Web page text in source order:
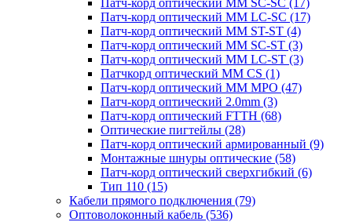
Патч-корд оптический MM SC-SC (17)
Патч-корд оптический MM LC-SC (17)
Патч-корд оптический MM ST-ST (4)
Патч-корд оптический MM SC-ST (3)
Патч-корд оптический MM LC-ST (3)
Патчкорд оптический MM CS (1)
Патч-корд оптический MM MPO (47)
Патч-корд оптический 2.0mm (3)
Патч-корд оптический FTTH (68)
Оптические пигтейлы (28)
Патч-корд оптический армированный (9)
Монтажные шнуры оптические (58)
Патч-корд оптический сверхгибкий (6)
Тип 110 (15)
Кабели прямого подключения (79)
Оптоволоконный кабель (536)